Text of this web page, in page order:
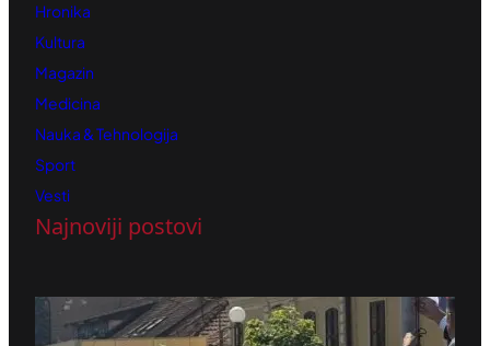
Hronika
Kultura
Magazin
Medicina
Nauka & Tehnologija
Sport
Vesti
Najnoviji postovi